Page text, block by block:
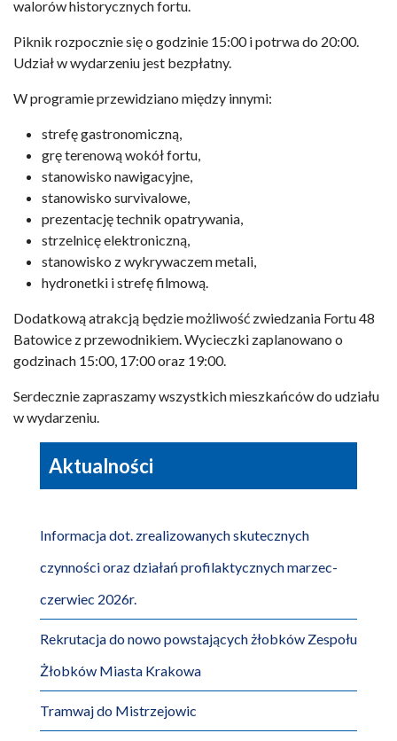
walorów historycznych fortu.
Piknik rozpocznie się o godzinie 15:00 i potrwa do 20:00.
Udział w wydarzeniu jest bezpłatny.
W programie przewidziano między innymi:
strefę gastronomiczną,
grę terenową wokół fortu,
stanowisko nawigacyjne,
stanowisko survivalowe,
prezentację technik opatrywania,
strzelnicę elektroniczną,
stanowisko z wykrywaczem metali,
hydronetki i strefę filmową.
Dodatkową atrakcją będzie możliwość zwiedzania Fortu 48
Batowice z przewodnikiem. Wycieczki zaplanowano o
godzinach 15:00, 17:00 oraz 19:00.
Serdecznie zapraszamy wszystkich mieszkańców do udziału
w wydarzeniu.
Aktualności
Informacja dot. zrealizowanych skutecznych
czynności oraz działań profilaktycznych marzec-
czerwiec 2026r.
Rekrutacja do nowo powstających żłobków Zespołu
Żłobków Miasta Krakowa
Tramwaj do Mistrzejowic